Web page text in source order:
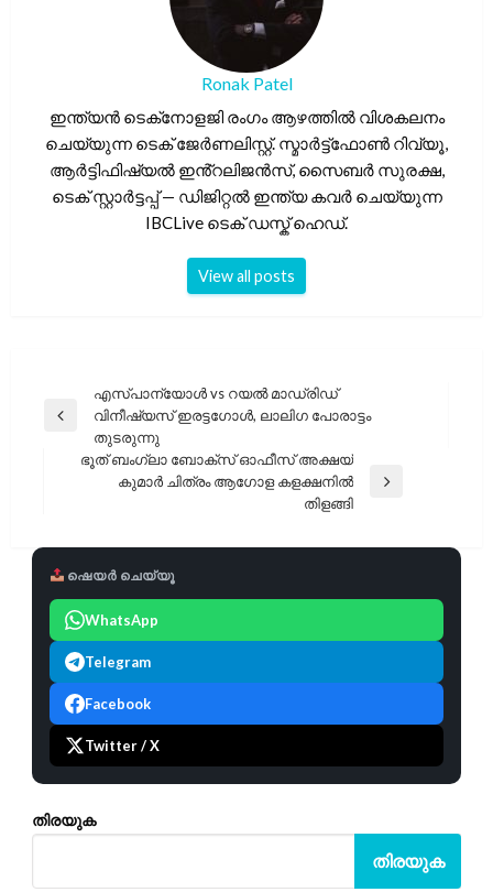
Ronak Patel
ഇന്ത്യൻ ടെക്‌നോളജി രംഗം ആഴത്തിൽ വിശകലനം
ചെയ്യുന്ന ടെക് ജേർണലിസ്റ്റ്. സ്മാർട്ട്ഫോൺ റിവ്യൂ,
ആർട്ടിഫിഷ്യൽ ഇൻ്റലിജൻസ്, സൈബർ സുരക്ഷ,
ടെക് സ്റ്റാർട്ടപ്പ് — ഡിജിറ്റൽ ഇന്ത്യ കവർ ചെയ്യുന്ന
IBCLive ടെക് ഡസ്ക് ഹെഡ്.
View all posts
പോസ്റ്റുകളിലൂടെ
Previous
എസ്പാന്യോൾ vs റയൽ മാഡ്രിഡ്
വിനീഷ്യസ് ഇരട്ടഗോൾ, ലാലിഗ പോരാട്ടം
തുടരുന്നു
ഭൂത് ബംഗ്ലാ ബോക്സ് ഓഫീസ് അക്ഷയ്
കുമാർ ചിത്രം ആഗോള കളക്ഷനിൽ
തിളങ്ങി
ഷെയർ ചെയ്യൂ
WhatsApp
Telegram
Facebook
Twitter / X
തിരയുക
തിരയുക